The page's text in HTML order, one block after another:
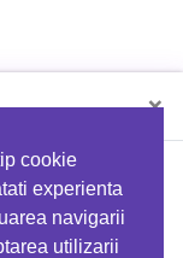
cookie
experienta
navigarii
utilizarii
×